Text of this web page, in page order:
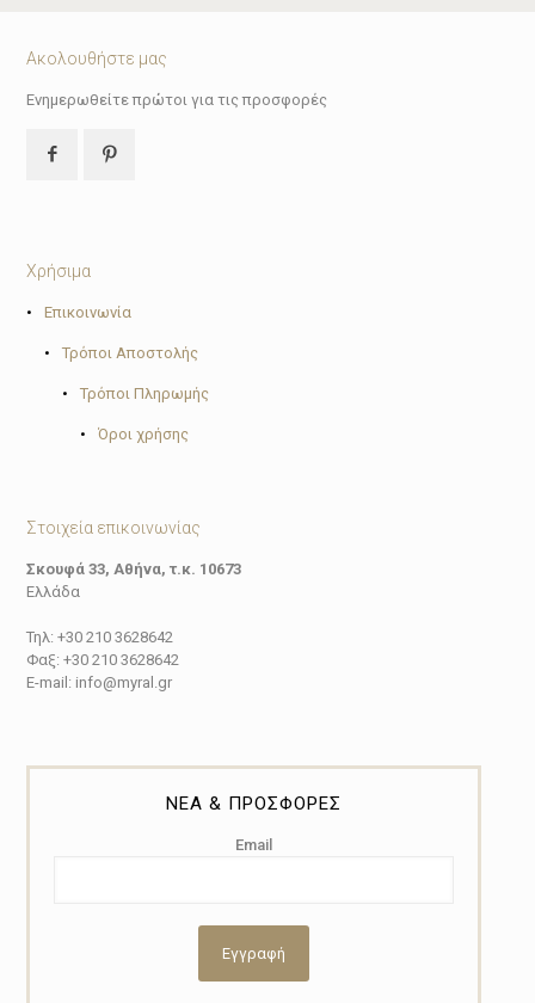
Ακολουθήστε μας
Ενημερωθείτε πρώτοι για τις προσφορές
Χρήσιμα
• Επικοινωνία
• Τρόποι Αποστολής
• Τρόποι Πληρωμής
• Όροι χρήσης
Στοιχεία επικοινωνίας
Σκουφά 33, Αθήνα, τ.κ. 10673
Ελλάδα
Τηλ: +30 210 3628642
Φαξ: +30 210 3628642
E-mail: info@myral.gr
ΝΕΑ & ΠΡΟΣΦΟΡΕΣ
Email